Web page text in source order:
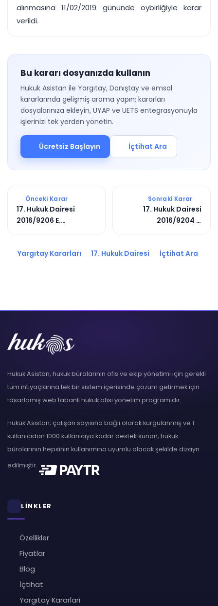
alınmasına 11/02/2019 gününde oybirliğiyle karar
verildi.
Bu kararı dosyanızda kullanın
Hukuk Asistan ile Yargıtay, Danıştay ve emsal
kararlarında gelişmiş arama yapın; kararları
dosyalarınıza ekleyin, UYAP ve UETS entegrasyonuyla
işlerinizi tek yerden yönetin.
Ücretsiz Başlayın İçtihat Ara
Önceki Karar
17. Hukuk Dairesi
2016/9206 E.
Sonraki Karar
17. Hukuk Dairesi
2016/9204 E.
Yargıtay Kararları 17. Hukuk Dairesi İçtihat Ara
Hukuk Asistan, hukuk bürolarının ofis ve ekip yönetimi için gerekli
tüm ihtiyaçlarına tek bir sistem içerisinde çözüm getirmek için
tasarlamış web tabanlı hukuk ofisi yönetim programıdır.
Hukuk Asistan; çalışan sayısına bağlı olarak kurgulanmış ve 1
kullanıcıdan 1000 kullanıcıya kadar destek sunan, hukuk
bürolarının hepsinin kullanımına uyumlu olacak şekilde dizayn
edilmiştir.
LİNKLER
Özellikler
Fiyatlar
Blog
İçtihat
Yargıtay Kararları